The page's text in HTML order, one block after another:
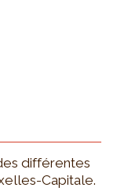
différentes
Capitale.